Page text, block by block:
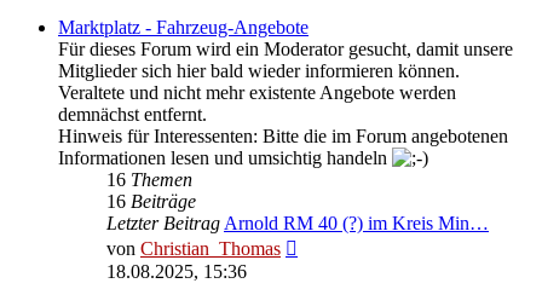
Marktplatz - Fahrzeug-Angebote
Für dieses Forum wird ein Moderator gesucht, damit unsere
Mitglieder sich hier bald wieder informieren können.
Veraltete und nicht mehr existente Angebote werden
demnächst entfernt.
Hinweis für Interessenten: Bitte die im Forum angebotenen
Informationen lesen und umsichtig handeln
16 Themen
16 Beiträge
Letzter Beitrag Arnold RM 40 (?) im Kreis Min…
von Christian_Thomas
18.08.2025, 15:36